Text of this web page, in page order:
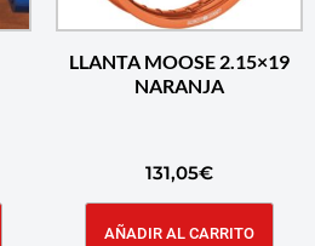
LLANTA MOOSE 2.15×19
NARANJA
131,05€
AÑADIR AL CARRITO